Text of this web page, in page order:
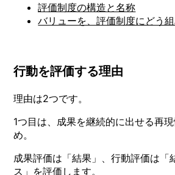
評価制度の構造と名称
バリューを、評価制度にどう
行動を評価する理由
理由は2つです。
1つ目は、成果を継続的に出せる再
め。
成果評価は「結果」、行動評価は「
ス」を評価します。